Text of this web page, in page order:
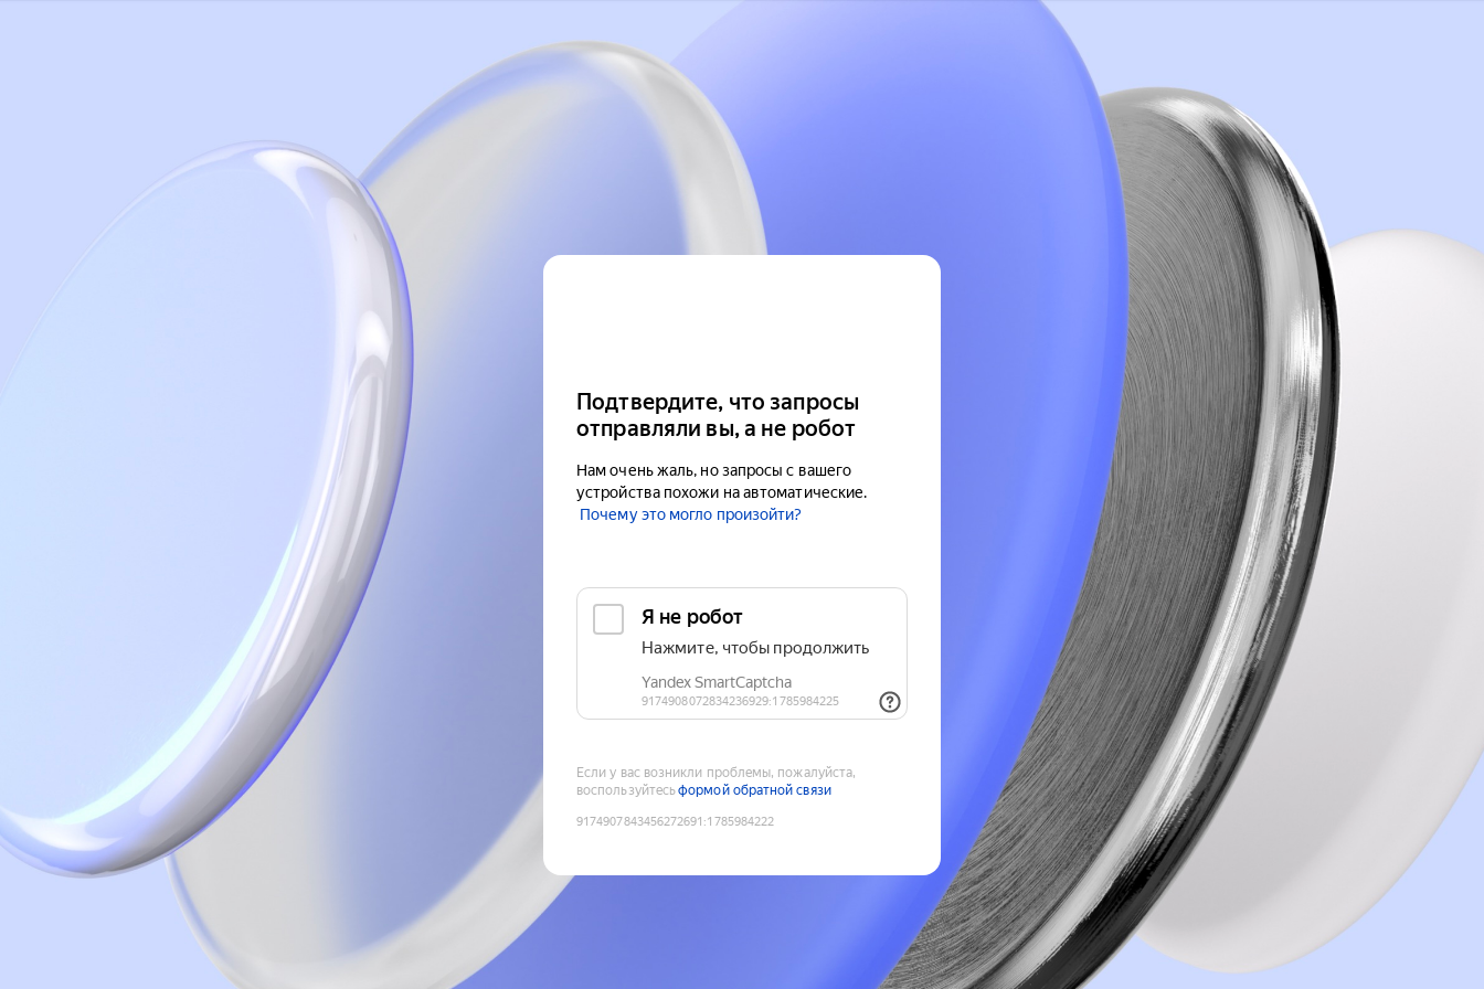
Подтвердите, что запросы
отправляли вы, а не робот
Нам очень жаль, но запросы с вашего
устройства похожи на автоматические.
Почему это могло произойти?
Если у вас возникли проблемы, пожалуйста,
воспользуйтесьформой обратной связи
9174907843456272691 :1785984222